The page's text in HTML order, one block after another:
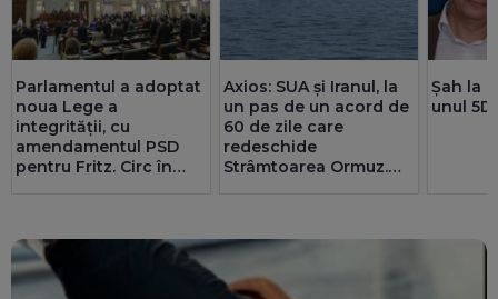
Parlamentul a adoptat
noua Lege a
integrității, cu
amendamentul PSD
pentru Fritz. Circ în
Axios: SUA și Iranul, la
un pas de un acord de
60 de zile care
redeschide
Strâmtoarea Ormuz.
Șah la
unul 5D